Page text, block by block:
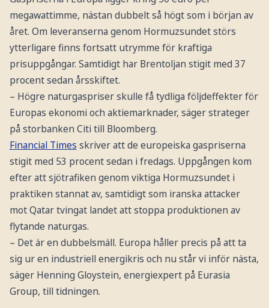
megawattimme, nästan dubbelt så högt som i början av
året. Om leveranserna genom Hormuzsundet störs
ytterligare finns fortsatt utrymme för kraftiga
prisuppgångar. Samtidigt har Brentoljan stigit med 37
procent sedan årsskiftet.
– Högre naturgaspriser skulle få tydliga följdeffekter för
Europas ekonomi och aktiemarknader, säger strateger
på storbanken Citi till Bloomberg.
Financial Times skriver att de europeiska gaspriserna
stigit med 53 procent sedan i fredags. Uppgången kom
efter att sjötrafiken genom viktiga Hormuzsundet i
praktiken stannat av, samtidigt som iranska attacker
mot Qatar tvingat landet att stoppa produktionen av
flytande naturgas.
– Det är en dubbelsmäll. Europa håller precis på att ta
sig ur en industriell energikris och nu står vi inför nästa,
säger Henning Gloystein, energiexpert på Eurasia
Group, till tidningen.